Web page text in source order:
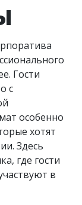
Гости
с
особенно
хотят
Здесь
где гости
в